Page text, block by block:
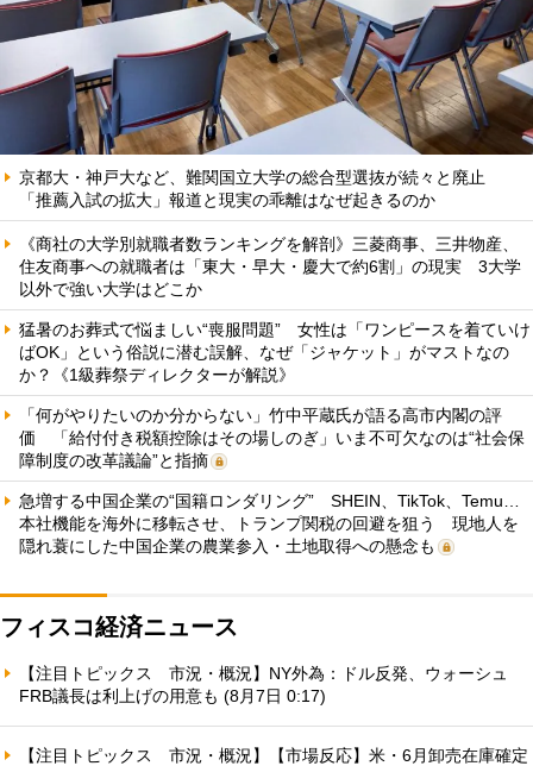
京都大・神戸大など、難関国立大学の総合型選抜が続々と廃止
「推薦入試の拡大」報道と現実の乖離はなぜ起きるのか
《商社の大学別就職者数ランキングを解剖》三菱商事、三井物産、
住友商事への就職者は「東大・早大・慶大で約6割」の現実 3大学
以外で強い大学はどこか
猛暑のお葬式で悩ましい“喪服問題” 女性は「ワンピースを着ていけ
ばOK」という俗説に潜む誤解、なぜ「ジャケット」がマストなの
か？《1級葬祭ディレクターが解説》
「何がやりたいのか分からない」竹中平蔵氏が語る高市内閣の評
価 「給付付き税額控除はその場しのぎ」いま不可欠なのは“社会保
障制度の改革議論”と指摘
急増する中国企業の“国籍ロンダリング” SHEIN、TikTok、Temu…
本社機能を海外に移転させ、トランプ関税の回避を狙う 現地人を
隠れ蓑にした中国企業の農業参入・土地取得への懸念も
フィスコ経済ニュース
【注目トピックス 市況・概況】NY外為：ドル反発、ウォーシュ
FRB議長は利上げの用意も (8月7日 0:17)
【注目トピックス 市況・概況】【市場反応】米・6月卸売在庫確定